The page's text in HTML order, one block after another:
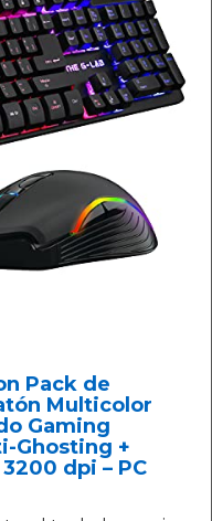
Pack de
Multicolor
Gaming
Ghosting +
dpi – PC